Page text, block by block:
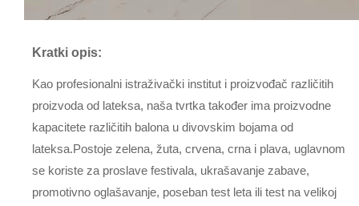
Kratki opis:
Kao profesionalni istraživački institut i proizvođač različitih
proizvoda od lateksa, naša tvrtka također ima proizvodne
kapacitete različitih balona u divovskim bojama od
lateksa.Postoje zelena, žuta, crvena, crna i plava, uglavnom
se koriste za proslave festivala, ukrašavanje zabave,
promotivno oglašavanje, poseban test leta ili test na velikoj